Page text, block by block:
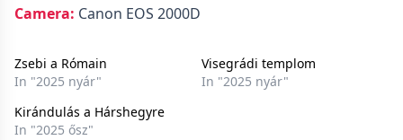
Camera: Canon EOS 2000D
Zsebi a Rómain
In "2025 nyár"
Visegrádi templom
In "2025 nyár"
Kirándulás a Hárshegyre
In "2025 ősz"